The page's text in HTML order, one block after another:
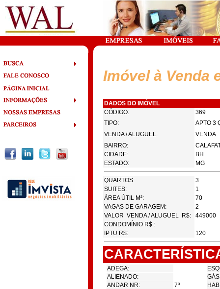
Imóvel à Venda
DADOS DO IMÓVEL
CÓDIGO:
369
TIPO:
APTO 3
VENDA / ALUGUEL:
VENDA
BAIRRO:
CIDADE:
BH
ESTADO:
MG
QUARTOS:
3
SUITES:
1
ÁREA ÚTIL M²:
70
VAGAS DE GARAGEM:
2
VALOR VENDA / ALUGUEL R$:
449000
CONDOMÍNIO R$ :
IPTU R$:
120
ADEGA:
ALIENADO:
ANDAR NR:
7º